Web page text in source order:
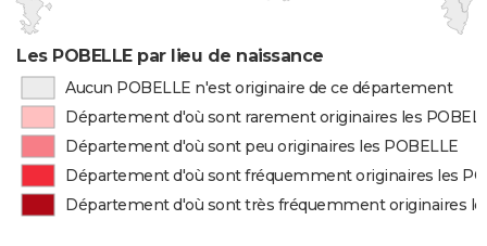
Les POBELLE par lieu de naissance
Aucun POBELLE n'est originaire de ce département
Département d'où sont rarement originaires les
Département d'où sont peu originaires les POBELLE
Département d'où sont fréquemment originaires les
Département d'où sont très fréquemment originaires